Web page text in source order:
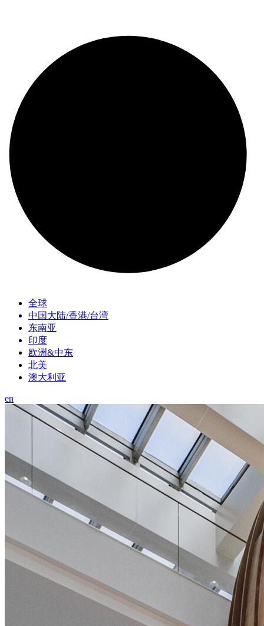
全球
中国大陆/香港/台湾
东南亚
印度
欧洲&中东
北美
澳大利亚
en